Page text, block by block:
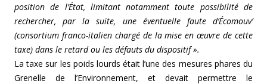
position de l’État, limitant notamment toute possibilité de
rechercher, par la suite, une éventuelle faute d’Écomouv’
(consortium franco-italien chargé de la mise en œuvre de cette
taxe) dans le retard ou les défauts du dispositif ».
La taxe sur les poids lourds était l’une des mesures phares du
Grenelle de l’Environnement, et devait permettre le